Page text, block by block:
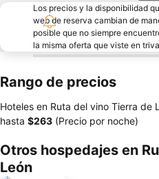
Los precios y la disponibilidad
web de reserva cambian de
posible que no siempre
la misma oferta que viste en
Rango de precios
Hoteles en Ruta del vino Tierra de
hasta ‎$263 (Precio por noche)
Otros hospedajes en
León